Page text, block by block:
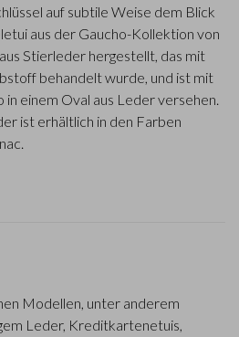
auf subtile Weise dem Blick
aus der Gaucho-Kollektion von
Stierleder hergestellt, das mit
behandelt wurde, und ist mit
einem Oval aus Leder versehen.
ist erhältlich in den Farben
Modellen, unter anderem
Leder, Kreditkartenetuis,